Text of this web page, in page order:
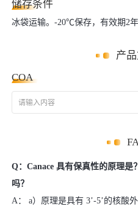
储存条件
冰袋运输。-20℃保存，有效期2年
产
COA
请输入内容
Q：Canace 具有保真性的原理
吗？
A： a）原理是具有 3’-5’的核酸